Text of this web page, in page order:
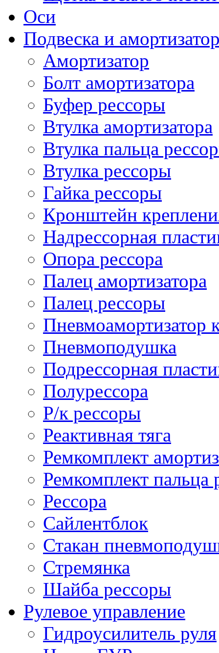
Оси
Подвеска и
Амортизатор
Болт амортизатора
Буфер рессоры
Втулка амортизатора
Втулка пальца
Втулка рессоры
Гайка рессоры
Кронштейн
Надрессорная
Опора рессора
Палец амортизатора
Палец рессоры
Пневмоамортизатор
Пневмоподушка
Подрессорная
Полурессора
Р/к рессоры
Реактивная тяга
Ремкомплект
Ремкомплект пальца
Рессора
Сайлентблок
Стакан
Стремянка
Шайба рессоры
Рулевое управление
Гидроусилитель руля